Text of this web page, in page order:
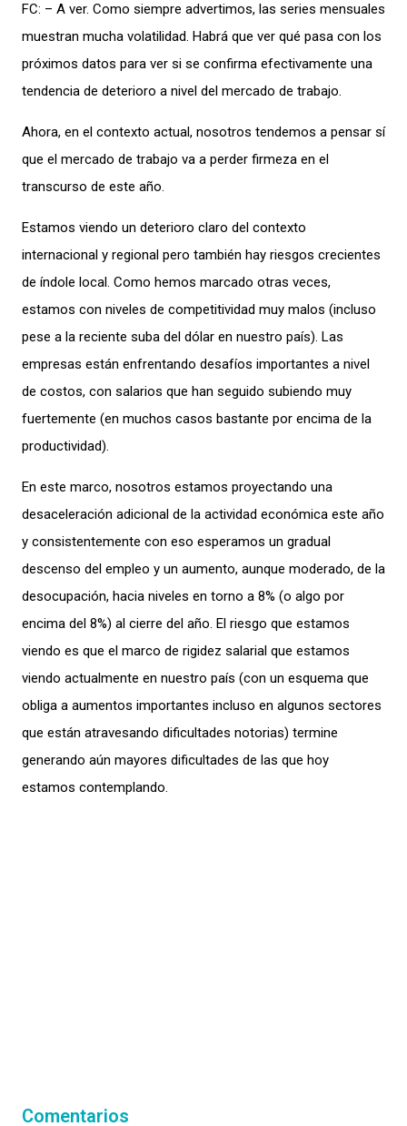
FC: – A ver. Como siempre advertimos, las series mensuales
muestran mucha volatilidad. Habrá que ver qué pasa con los
próximos datos para ver si se confirma efectivamente una
tendencia de deterioro a nivel del mercado de trabajo.
Ahora, en el contexto actual, nosotros tendemos a pensar sí
que el mercado de trabajo va a perder firmeza en el
transcurso de este año.
Estamos viendo un deterioro claro del contexto
internacional y regional pero también hay riesgos crecientes
de índole local. Como hemos marcado otras veces,
estamos con niveles de competitividad muy malos (incluso
pese a la reciente suba del dólar en nuestro país). Las
empresas están enfrentando desafíos importantes a nivel
de costos, con salarios que han seguido subiendo muy
fuertemente (en muchos casos bastante por encima de la
productividad).
En este marco, nosotros estamos proyectando una
desaceleración adicional de la actividad económica este año
y consistentemente con eso esperamos un gradual
descenso del empleo y un aumento, aunque moderado, de la
desocupación, hacia niveles en torno a 8% (o algo por
encima del 8%) al cierre del año. El riesgo que estamos
viendo es que el marco de rigidez salarial que estamos
viendo actualmente en nuestro país (con un esquema que
obliga a aumentos importantes incluso en algunos sectores
que están atravesando dificultades notorias) termine
generando aún mayores dificultades de las que hoy
estamos contemplando.
Comentarios